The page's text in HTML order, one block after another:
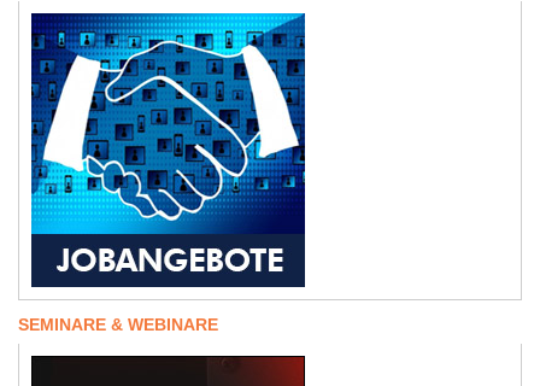
SEMINARE & WEBINARE